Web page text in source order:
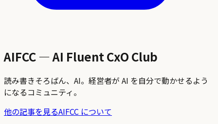
AIFCC — AI Fluent CxO Club
読み書きそろばん、AI。経営者が AI を自分で動かせるよう
になるコミュニティ。
他の記事を見るAIFCC について